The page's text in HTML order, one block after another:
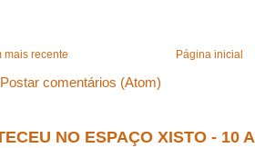
mais recente Página inicial
Postar comentários (Atom)
NO ESPAÇO XISTO - 10